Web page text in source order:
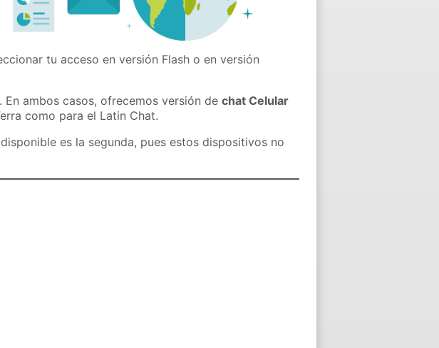
tu acceso en versión Flash o en versión
En ambos casos, ofrecemos versión dechat Celular
como para el Latin Chat.
es la segunda, pues estos dispositivos no